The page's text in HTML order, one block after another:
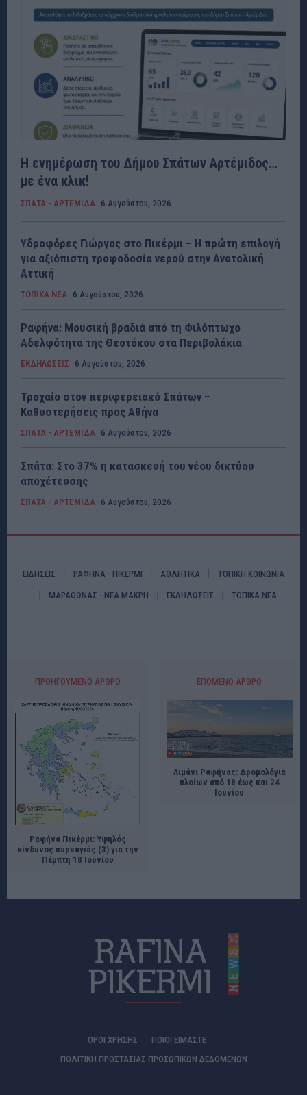
Η ενημέρωση του Δήμου Σπάτων Αρτέμιδος…
με ένα κλικ!
ΣΠΑΤΑ - ΑΡΤΕΜΙΔΑ 6 Αυγούστου, 2026
Υδροφόρες Γιώργος στο Πικέρμι – Η πρώτη επιλογή
για αξιόπιστη τροφοδοσία νερού στην Ανατολική
Αττική
ΤΟΠΙΚΑ ΝΕΑ 6 Αυγούστου, 2026
Ραφήνα: Μουσική βραδιά από τη Φιλόπτωχο
Αδελφότητα της Θεοτόκου στα Περιβολάκια
ΕΚΔΗΛΩΣΕΙΣ 6 Αυγούστου, 2026
Τροχαίο στον περιφερειακό Σπάτων –
Καθυστερήσεις προς Αθήνα
ΣΠΑΤΑ - ΑΡΤΕΜΙΔΑ 6 Αυγούστου, 2026
Σπάτα: Στο 37% η κατασκευή του νέου δικτύου
αποχέτευσης
ΣΠΑΤΑ - ΑΡΤΕΜΙΔΑ 6 Αυγούστου, 2026
ΕΙΔΗΣΕΙΣ ΡΑΦΗΝΑ - ΠΙΚΕΡΜΙ ΑΘΛΗΤΙΚΑ ΤΟΠΙΚΗ ΚΟΙΝΩΝΙΑ
ΜΑΡΑΘΩΝΑΣ - ΝΕΑ ΜΑΚΡΗ ΕΚΔΗΛΩΣΕΙΣ ΤΟΠΙΚΑ ΝΕΑ
ΠΡΟΗΓΟΎΜΕΝΟ ΆΡΘΡΟ
Ραφήνα Πικέρμι: Υψηλός
κίνδυνος πυρκαγιάς (3) για την
Πέμπτη 18 Ιουνίου
ΕΠΌΜΕΝΟ ΆΡΘΡΟ
Λιμάνι Ραφήνας: Δρομολόγια
πλοίων από 18 έως και 24
Ιουνίου
ΟΡΟΙ ΧΡΗΣΗΣ
ΠΟΙΟΊ ΕΊΜΑΣΤΕ
ΠΟΛΙΤΙΚΗ ΠΡΟΣΤΑΣΙΑΣ ΠΡΟΣΩΠΙΚΩΝ ΔΕΔΟΜΕΝΩΝ